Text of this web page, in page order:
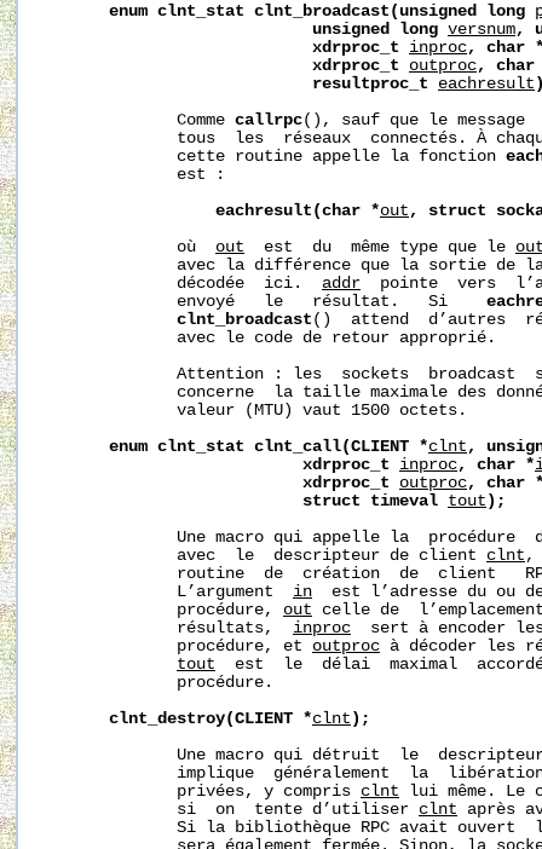
enum clnt_stat clnt_broadcast(unsigned long
unsigned
long versnum,
xdrproc_t
inproc, char
xdrproc_t
outproc,
char
resultproc_t
eachresult
              Comme
callrpc(), sauf que le
tous  les  réseaux  connectés. À
              cette routine appelle la fonction
              est :
eachresult(char *out , struct
              où
out
  est  du  même type que le
avec la différence que la sortie de
              décodée  ici.
addr
pointe  vers
              envoyé   le   résultat.   Si
clnt_broadcast ()  attend  d’autres
              avec le code de retour approprié.
Attention : les  sockets  broadcast
concerne  la taille maximale des
              valeur (MTU) vaut 1500 octets.
enum clnt_stat clnt_call(CLIENT *clnt ,
xdrproc_t
inproc, char *
xdrproc_t
outproc, char
struct
timeval tout );
Une macro qui appelle la  procédure
              avec  le  descripteur de client
clnt ,
routine  de  création  de  client
              L’argument
in
est l’adresse du ou
              procédure,
out celle de
              résultats,
inproc
sert à encoder
              procédure, et
outproc à décoder les
tout
est  le  délai  maximal
              procédure.
clnt_destroy(CLIENT *clnt );
Une macro qui détruit  le
implique  généralement  la
              privées, y compris
clnt lui même. Le
              si  on  tente d’utiliser
clnt après
Si la bibliothèque RPC avait ouvert